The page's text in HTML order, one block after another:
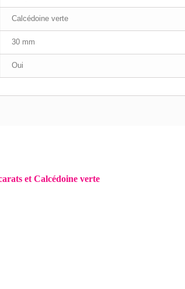
Calcédoine verte
30 mm
Oui
et Calcédoine verte